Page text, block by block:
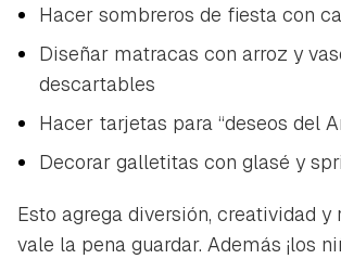
Hacer sombreros de fiesta con
Diseñar matracas con arroz y
descartables
Hacer tarjetas para “deseos del
Decorar galletitas con glasé y
Esto agrega diversión, creatividad y
vale la pena guardar. Además ¡los